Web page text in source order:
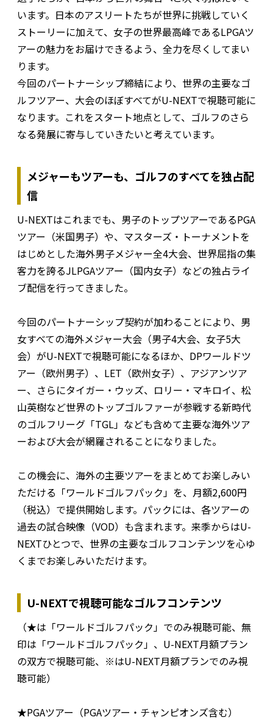
います。日本のアスリートたちが世界に挑戦していく
ストーリーに加えて、女子の世界最高峰であるLPGAツ
アーの魅力をお届けできるよう、全力を尽くしてまい
ります。
今回のパートナーシップ締結により、世界の主要なゴ
ルフツアー、大会のほぼすべてがU-NEXTで視聴可能に
なります。これをスタート地点として、ゴルフのさら
なる発展に寄与していきたいと考えています。
メジャーもツアーも、ゴルフのすべてを独占配
信
U-NEXTはこれまでも、男子のトップツアーであるPGA
ツアー（米国男子）や、マスターズ・トーナメントを
はじめとした海外男子メジャー全4大会、世界屈指の集
客力を誇るJLPGAツアー（国内女子）などの独占ライ
ブ配信を行ってきました。
今回のパートナーシップ契約が加わることにより、男
女すべての海外メジャー大会（男子4大会、女子5大
会）がU-NEXTで視聴可能になるほか、DPワールドツ
アー（欧州男子）、LET（欧州女子）、アジアンツア
ー、さらにタイガー・ウッズ、ロリー・マキロイ、松
山英樹など世界のトップゴルファーが参戦する新時代
のゴルフリーグ「TGL」なども含めて主要な海外ツア
ーおよび大会が網羅されることになりました。
この機会に、海外の主要ツアーをまとめてお楽しみい
ただける「ワールドゴルフパック」を、月額2,600円
（税込）で提供開始します。パックには、各ツアーの
過去の試合映像（VOD）も含まれます。来季からはU-
NEXTひとつで、世界の主要なゴルフコンテンツを心ゆ
くまでお楽しみいただけます。
U-NEXTで視聴可能なゴルフコンテンツ
（★は「ワールドゴルフパック」でのみ視聴可能、無
印は「ワールドゴルフパック」、U-NEXT月額プラン
の双方で視聴可能、※はU-NEXT月額プランでのみ視
聴可能）
★PGAツアー（PGAツアー・チャンピオンズ含む）